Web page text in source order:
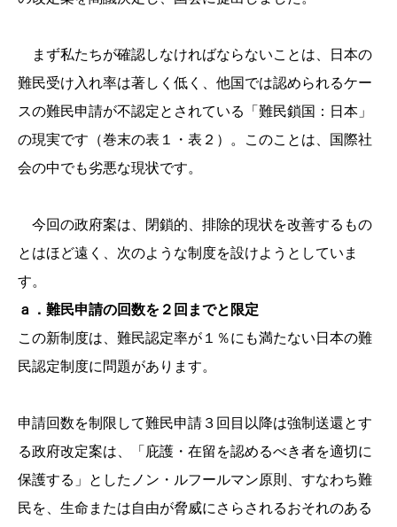
まず私たちが確認しなければならないことは、日本の
難民受け入れ率は著しく低く、他国では認められるケー
スの難民申請が不認定とされている「難民鎖国：日本」
の現実です（巻末の表１・表２）。このことは、国際社
会の中でも劣悪な現状です。
今回の政府案は、閉鎖的、排除的現状を改善するもの
とはほど遠く、次のような制度を設けようとしていま
す。
ａ．難民申請の回数を２回までと限定
この新制度は、難民認定率が１％にも満たない日本の難
民認定制度に問題があります。
申請回数を制限して難民申請３回目以降は強制送還とす
る政府改定案は、「庇護・在留を認めるべき者を適切に
保護する」としたノン・ルフールマン原則、すなわち難
民を、生命または自由が脅威にさらされるおそれのある